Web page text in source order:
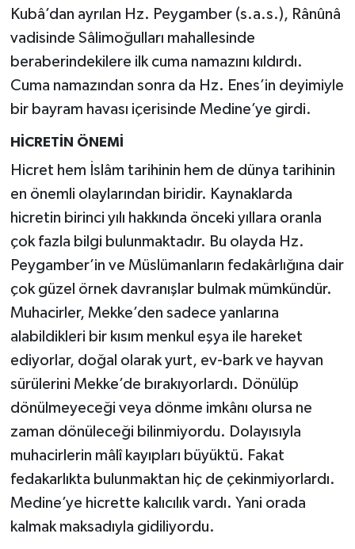
Kubâ’dan ayrılan Hz. Peygamber (s.a.s.), Rânûnâ
vadisinde Sâlimoğulları mahallesinde
beraberindekilere ilk cuma namazını kıldırdı.
Cuma namazından sonra da Hz. Enes’in deyimiyle
bir bayram havası içerisinde Medine’ye girdi.
HİCRETİN ÖNEMİ
Hicret hem İslâm tarihinin hem de dünya tarihinin
en önemli olaylarından biridir. Kaynaklarda
hicretin birinci yılı hakkında önceki yıllara oranla
çok fazla bilgi bulunmaktadır. Bu olayda Hz.
Peygamber’in ve Müslümanların fedakârlığına dair
çok güzel örnek davranışlar bulmak mümkündür.
Muhacirler, Mekke’den sadece yanlarına
alabildikleri bir kısım menkul eşya ile hareket
ediyorlar, doğal olarak yurt, ev-bark ve hayvan
sürülerini Mekke’de bırakıyorlardı. Dönülüp
dönülmeyeceği veya dönme imkânı olursa ne
zaman dönüleceği bilinmiyordu. Dolayısıyla
muhacirlerin mâlî kayıpları büyüktü. Fakat
fedakarlıkta bulunmaktan hiç de çekinmiyorlardı.
Medine’ye hicrette kalıcılık vardı. Yani orada
kalmak maksadıyla gidiliyordu.